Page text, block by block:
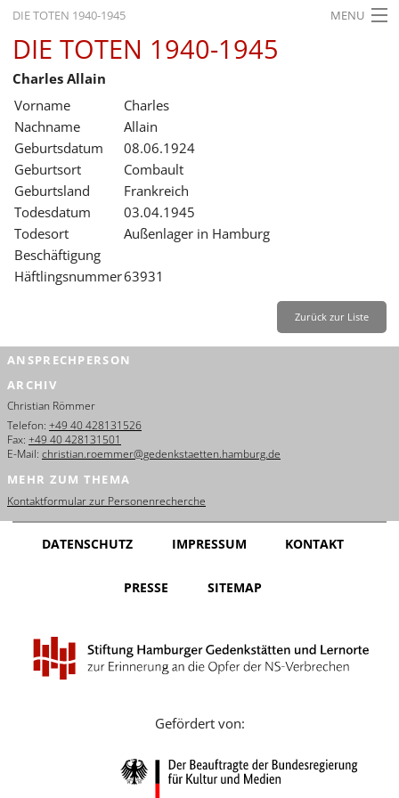
DIE TOTEN 1940-1945 MENU
STARTSEITE
AKTUELLES
AUSSTELLUNGEN
GESCHICHTE
BILDUNG
FORSCHUNG
SERVICE
Français
Dansk
Español
Nederlands
Português
Русский
Leichte Sprache
DIE TOTEN 1940-1945
Charles Allain
Vorname
Charles
Nachname
Allain
Geburtsdatum
08.06.1924
Geburtsort
Combault
Geburtsland
Frankreich
Todesdatum
03.04.1945
Todesort
Außenlager in Hamburg
Beschäftigung
Häftlingsnummer63931
Zurück zur Liste
ANSPRECHPERSON
ARCHIV
Christian Römmer
Telefon: +49 40 428131526
Fax: +49 40 428131501
E-Mail: christian.roemmer@gedenkstaetten.hamburg.de
MEHR ZUM THEMA
Kontaktformular zur Personenrecherche
DATENSCHUTZ IMPRESSUM KONTAKT
PRESSE SITEMAP
Gefördert von: